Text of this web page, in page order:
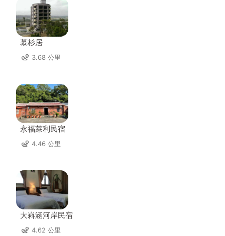
慕杉居
3.68 公里
永福萊利民宿
4.46 公里
大嵙涵河岸民宿
4.62 公里